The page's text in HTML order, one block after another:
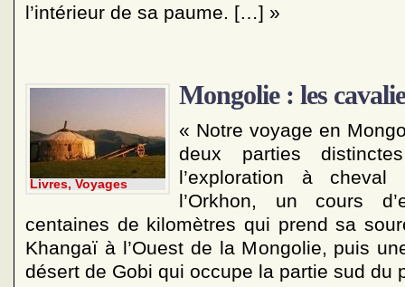
l’intérieur de sa paume. […] »
Livres, Voyages
Mongolie : les
« Notre voyage en
deux parties
l’exploration à
l’Orkhon, un cours
centaines de kilomètres qui prend sa
Khangaï à l’Ouest de la Mongolie, puis
désert de Gobi qui occupe la partie sud du